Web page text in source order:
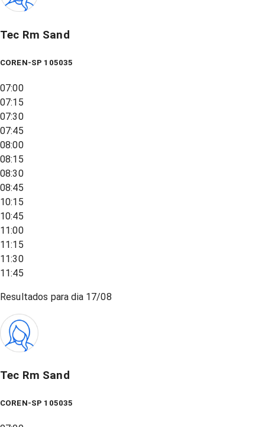
Tec Rm Sand
COREN-SP 105035
07:00
07:15
07:30
07:45
08:00
08:15
08:30
08:45
10:15
10:45
11:00
11:15
11:30
11:45
Resultados para dia 17/08
Tec Rm Sand
COREN-SP 105035